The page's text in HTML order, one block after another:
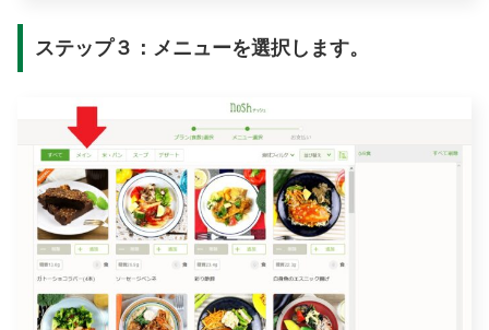
ステップ３：メニューを選択します。